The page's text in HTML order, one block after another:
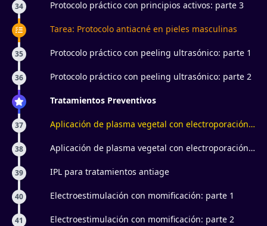
34 Protocolo práctico con principios activos: parte 3
Tarea: Protocolo antiacné en pieles masculinas
35 Protocolo práctico con peeling ultrasónico: parte 1
36 Protocolo práctico con peeling ultrasónico: parte 2
Tratamientos Preventivos
37
Aplicación de plasma vegetal con electroporación:
38
Aplicación de plasma vegetal con electroporación:
39 IPL para tratamientos antiage
40 Electroestimulación con momificación: parte 1
41 Electroestimulación con momificación: parte 2